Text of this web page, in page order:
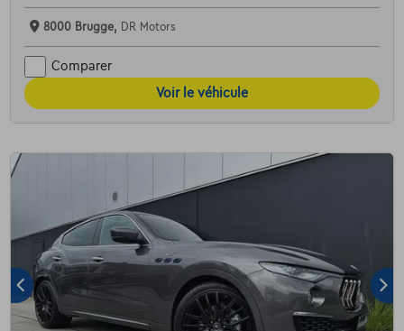
8000 Brugge, DR Motors
Comparer
Voir le véhicule